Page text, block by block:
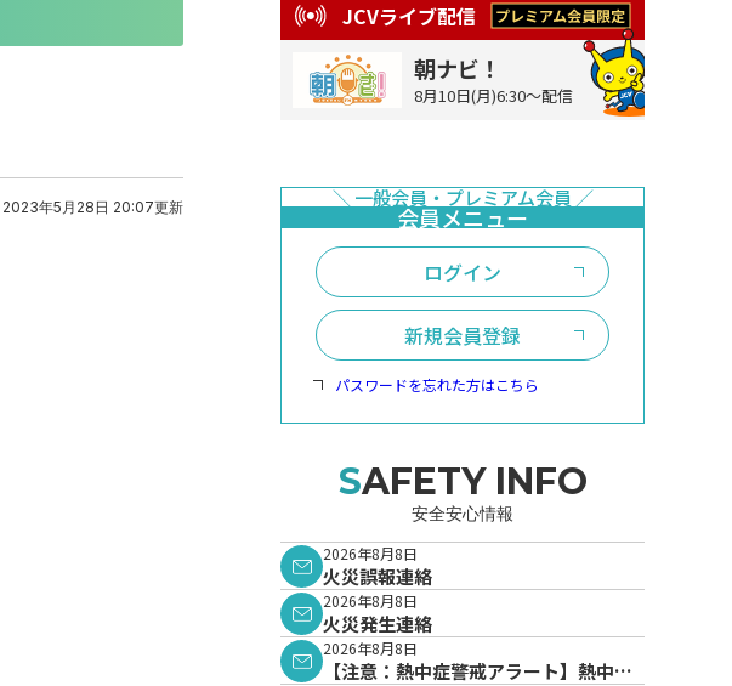
2023年5月28日 20:07更新
JCVライブ配信
朝ナビ！
8月10日(月)6:30～配信
ログイン
新規会員登録
パスワードを忘れた方はこちら
SAFETY INFO
安全安心情報
2026年8月8日
火災誤報連絡
2026年8月8日
火災発生連絡
2026年8月8日
【注意：熱中症警戒アラート】熱中症